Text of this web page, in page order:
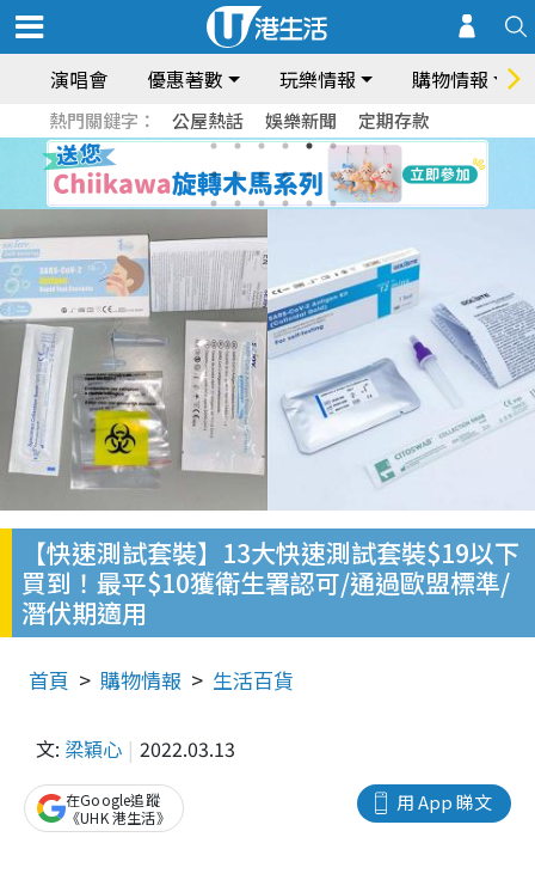
演唱會 優惠著數 玩樂情報 購物情報
熱門關鍵字： 公屋熱話 娛樂新聞 定期存款
【快速測試套裝】13大快速測試套裝$19以下
買到！最平$10獲衛生署認可/通過歐盟標準/
潛伏期適用
首頁 購物情報 生活百貨
文: 梁穎心 2022.03.13
用 App 睇文
在Google追蹤
《UHK 港生活》